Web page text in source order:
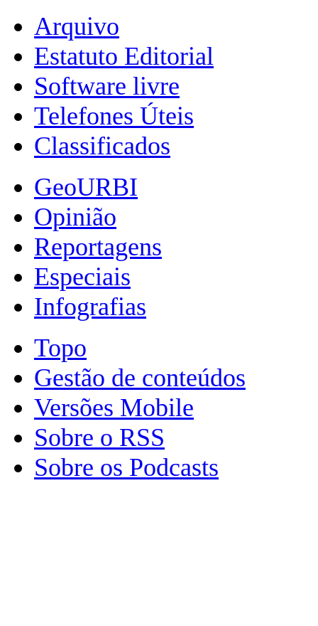
Arquivo
Estatuto Editorial
Software livre
Telefones Úteis
Classificados
GeoURBI
Opinião
Reportagens
Especiais
Infografias
Topo
Gestão de conteúdos
Versões Mobile
Sobre o RSS
Sobre os Podcasts